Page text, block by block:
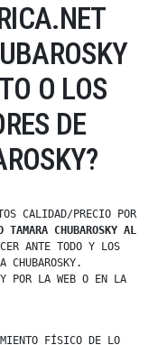
O LOS
DE
CALIDAD/PRECIO POR
CHUBAROSKY AL
ANTE TODO Y LOS
CHUBAROSKY.
POR LA WEB O EN LA
FÍSICO DE LO